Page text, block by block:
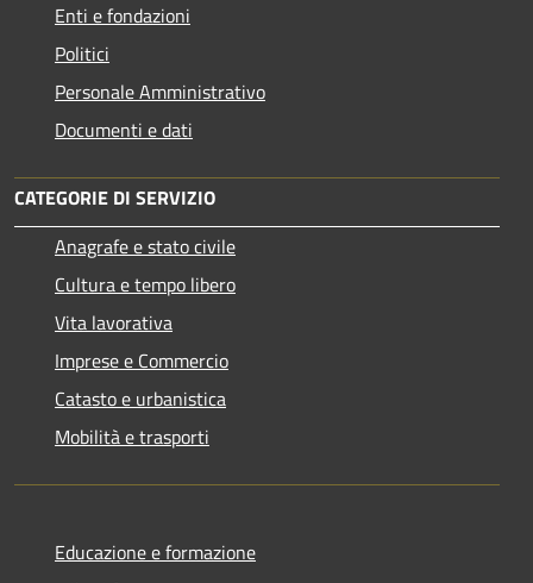
Enti e fondazioni
Politici
Personale Amministrativo
Documenti e dati
CATEGORIE DI SERVIZIO
Anagrafe e stato civile
Cultura e tempo libero
Vita lavorativa
Imprese e Commercio
Catasto e urbanistica
Mobilità e trasporti
Educazione e formazione